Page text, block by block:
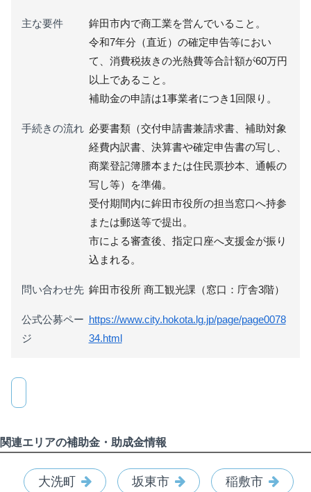
主な要件
鉾田市内で商工業を営んでいること。
令和7年分（直近）の確定申告等におい
て、消費税抜きの光熱費等合計額が60万円
以上であること。
補助金の申請は1事業者につき1回限り。
手続きの流れ 必要書類（交付申請書兼請求書、補助対象
経費内訳書、決算書や確定申告書の写し、
商業登記簿謄本または住民票抄本、通帳の
写し等）を準備。
受付期間内に鉾田市役所の担当窓口へ持参
または郵送等で提出。
市による審査後、指定口座へ支援金が振り
込まれる。
問い合わせ先 鉾田市役所 商工観光課（窓口：庁舎3階）
公式公募ペー
ジ
https://www.city.hokota.lg.jp/page/page0078
34.html
関連エリアの補助金・助成金情報
大洗町 坂東市 稲敷市